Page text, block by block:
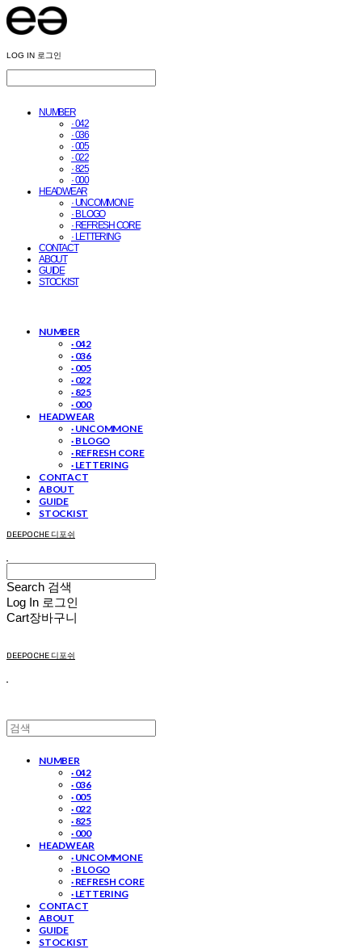
LOG IN 로그인
NUMBER
· 042
· 036
· 005
· 022
· 825
· 000
HEADWEAR
· UNCOMMON E
· B LOGO
· REFRESH CORE
· LETTERING
CONTACT
ABOUT
GUIDE
STOCKIST
NUMBER
· 042
· 036
· 005
· 022
· 825
· 000
HEADWEAR
· UNCOMMON E
· B LOGO
· REFRESH CORE
· LETTERING
CONTACT
ABOUT
GUIDE
STOCKIST
DEEPOCHE 디포쉬
Search 검색
Log In 로그인
Cart장바구니
DEEPOCHE 디포쉬
NUMBER
· 042
· 036
· 005
· 022
· 825
· 000
HEADWEAR
· UNCOMMON E
· B LOGO
· REFRESH CORE
· LETTERING
CONTACT
ABOUT
GUIDE
STOCKIST